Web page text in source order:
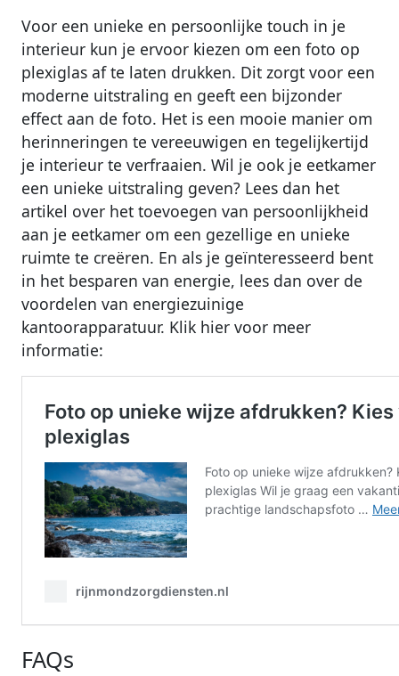
Voor een unieke en persoonlijke touch in je
interieur kun je ervoor kiezen om een foto op
plexiglas af te laten drukken. Dit zorgt voor een
moderne uitstraling en geeft een bijzonder
effect aan de foto. Het is een mooie manier om
herinneringen te vereeuwigen en tegelijkertijd
je interieur te verfraaien. Wil je ook je eetkamer
een unieke uitstraling geven? Lees dan het
artikel over het toevoegen van persoonlijkheid
aan je eetkamer om een gezellige en unieke
ruimte te creëren. En als je geïnteresseerd bent
in het besparen van energie, lees dan over de
voordelen van energiezuinige
kantoorapparatuur. Klik hier voor meer
informatie:
FAQs